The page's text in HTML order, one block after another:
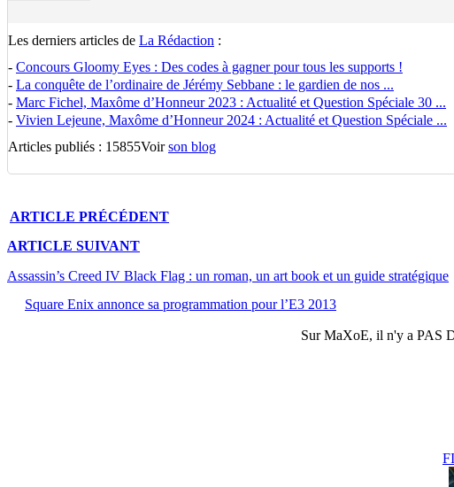
Les derniers articles de La Rédaction :
- Concours Gloomy Eyes : Des codes à gagner pour tous les supports !
- La conquête de l’ordinaire de Jérémy Sebbane : le gardien de nos ...
- Marc Fichel, Maxôme d’Honneur 2023 : Actualité et Question Spéciale 30 ...
- Vivien Lejeune, Maxôme d’Honneur 2024 : Actualité et Question Spéciale ...
Articles publiés : 15855Voirson blog
ARTICLE PRÉCÉDENT
ARTICLE SUIVANT
Assassin’s Creed IV Black Flag : un roman, un art book et un guide stratégique
Square Enix annonce sa programmation pour l’E3 2013
SurMaXoE, il n'y a PAS